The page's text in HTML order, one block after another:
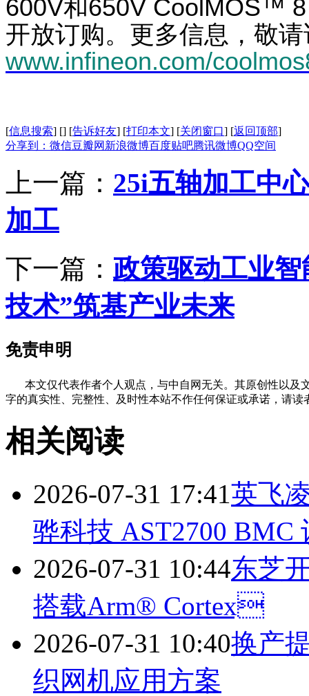
600V和650V CoolMOS™
开放订购。更多信息 ， 敬
www.infineon.com/
[信息搜索] [] [告诉好友] [打印本文] [关闭窗口] [返回顶部]
分享到： 微信豆瓣网 新浪微博百度贴吧腾讯微博QQ空间
上一篇： 25i五轴加工中
加工
下一篇：政策驱动工业
技术”筑基产业未来
免责申明
本文仅代表作者个人观点，与中自网无关。其原创性以及
字的真实性、完整性、及时性本站不作任何保证或承诺，请
相关阅读
2026-07-31 17:41英飞
骅科技 AST2700 BMC
2026-07-31 10:44东芝
搭载Arm® Cortex
2026-07-31 10:40换产
织网机应用方案